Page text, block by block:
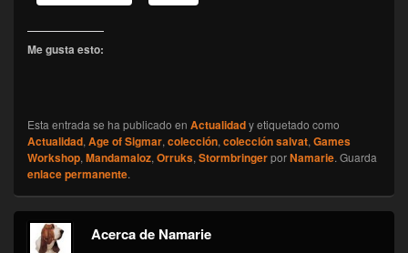
Me gusta esto:
Esta entrada se ha publicado en Actualidady etiquetado como
Actualidad,Age of Sigmar,colección,colección salvat,Games
Workshop,Mandamaloz,Orruks,StormbringerporNamarie. Guarda
enlace permanente.
Acerca de Namarie